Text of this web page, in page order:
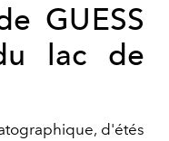
GUESS
lac de
d'étés